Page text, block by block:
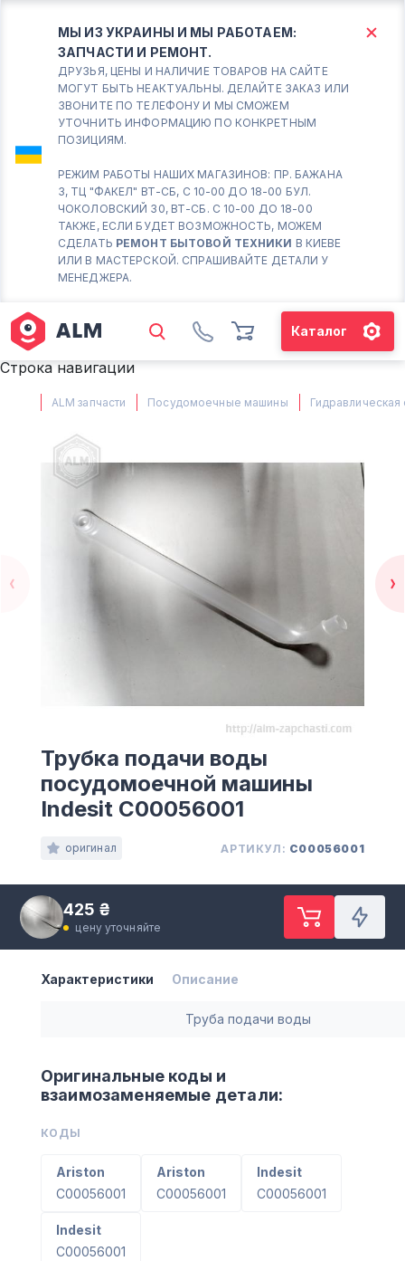
МЫ ИЗ УКРАИНЫ И МЫ РАБОТАЕМ:
ЗАПЧАСТИ И РЕМОНТ.
ДРУЗЬЯ, ЦЕНЫ И НАЛИЧИЕ ТОВАРОВ НА САЙТЕ
МОГУТ БЫТЬ НЕАКТУАЛЬНЫ. ДЕЛАЙТЕ ЗАКАЗ ИЛИ
ЗВОНИТЕ ПО ТЕЛЕФОНУ И МЫ СМОЖЕМ
УТОЧНИТЬ ИНФОРМАЦИЮ ПО КОНКРЕТНЫМ
ПОЗИЦИЯМ.
РЕЖИМ РАБОТЫ НАШИХ МАГАЗИНОВ: ПР. БАЖАНА
3, ТЦ "ФАКЕЛ" ВТ-СБ, С 10-00 ДО 18-00 БУЛ.
ЧОКОЛОВСКИЙ 30, ВТ-СБ. С 10-00 ДО 18-00
ТАКЖЕ, ЕСЛИ БУДЕТ ВОЗМОЖНОСТЬ, МОЖЕМ
СДЕЛАТЬ РЕМОНТ БЫТОВОЙ ТЕХНИКИ В КИЕВЕ
ИЛИ В МАСТЕРСКОЙ. СПРАШИВАЙТЕ ДЕТАЛИ У
МЕНЕДЖЕРА.
Каталог
КИЕВ БОРИСПОЛЬ
Вт.- Сб.
10:00 - 18:00
Соломенский район - ВТ-
СБ. с 10-00 до 18-00
(098) 672 76 42
(063) 722 37 14
М. ХАРЬКОВСКАЯ - ВТ-СБ, С
10-00 ДО 18-00
(063) 527 27 00
Строка навигации
ALM запчасти Посудомоечные машины Гидравлическая
Трубка подачи воды
посудомоечной машины
Indesit C00056001
оригинал АРТИКУЛ: C00056001
425 ₴
цену уточняйте
Характеристики Описание
Труба подачи воды
Оригинальные коды и
взаимозаменяемые детали:
КОДЫ
Ariston
C00056001
Ariston
C00056001
Indesit
C00056001
Indesit
C00056001